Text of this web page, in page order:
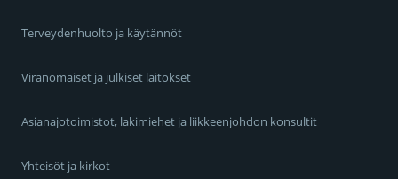
Terveydenhuolto ja käytännöt
Viranomaiset ja julkiset laitokset
Asianajotoimistot, lakimiehet ja liikkeenjohdon konsultit
Yhteisöt ja kirkot